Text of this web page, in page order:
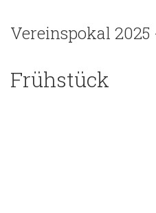
Vereinspokal 2025
Frühstück